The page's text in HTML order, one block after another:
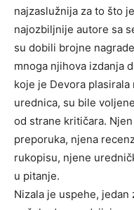
najzaslužnija za to što
najozbiljnije autore sa
su dobili brojne
mnoga njihova izdanja
koje je Devora
urednica, su bile
od strane kritičara.
preporuka, njena
rukopisu, njene
u pitanje.
Nizala je uspehe,